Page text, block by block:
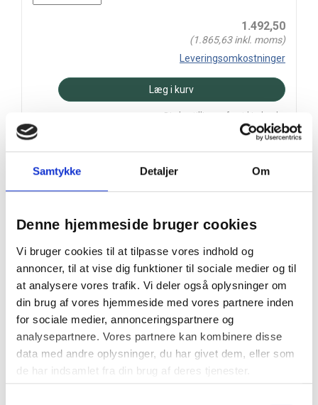
Samtykke Detaljer Om
Denne hjemmeside bruger cookies
Vi bruger cookies til at tilpasse vores indhold og
annoncer, til at vise dig funktioner til sociale medier og til
at analysere vores trafik. Vi deler også oplysninger om
din brug af vores hjemmeside med vores partnere inden
for sociale medier, annonceringspartnere og
analysepartnere. Vores partnere kan kombinere disse
data med andre oplysninger, du har givet dem, eller som
de har indsamlet fra din brug af deres tjenester.
1.492,50
(1.865,63inkl. moms)
Leveringsomkostninger
Læg i kurv
Din bestilling er først bindende,
når vi har bekræftet din ordre.
På lager
Levering: 2-5 hverdage
Prismatch
Handelsbetingelser
Overrask medarbejdere, kunder eller samarbejdspartnere
med en gave, der udstråler kvalitet og omtanke. DARK
TRUFFLE er en sofistikeret kombination af økologiske